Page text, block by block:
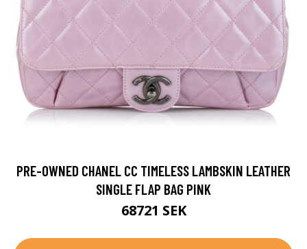
PRE-OWNED CHANEL CC TIMELESS LAMBSKIN LEATHER
SINGLE FLAP BAG PINK
68721 SEK